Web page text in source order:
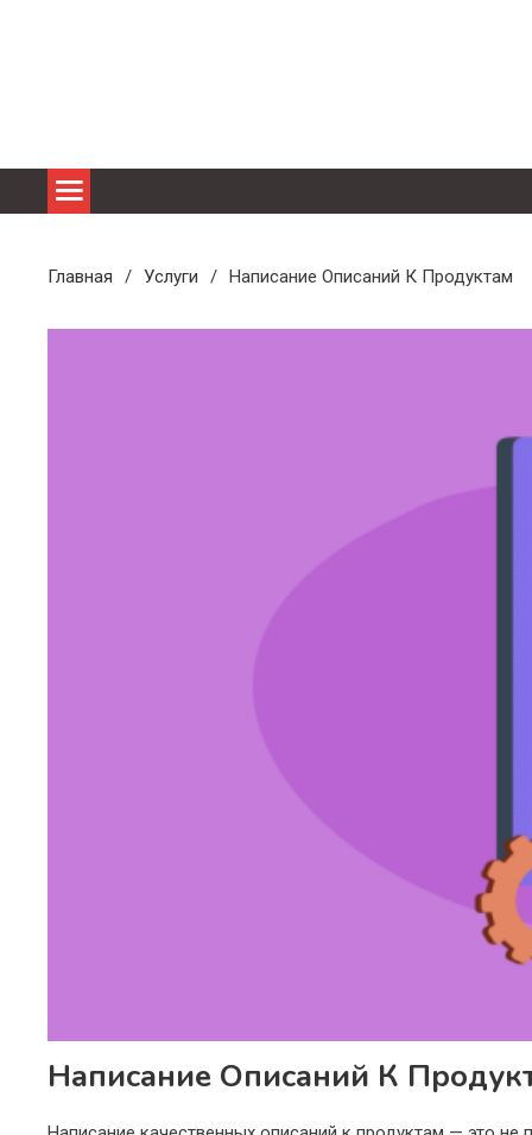
Главная Услуги Написание Описаний К Продуктам
Написание Описаний К